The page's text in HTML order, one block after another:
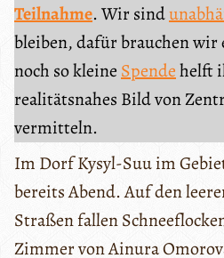
Teilnahme. Wir sind
bleiben, dafür brauchen wir
noch so kleine Spendehelft
realitätsnahes Bild von
vermitteln.
Im Dorf Kysyl-Suu im
bereits Abend. Auf den
Straßen fallen
Zimmer von Ainura